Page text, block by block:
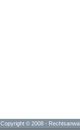
Copyright © 2008 -